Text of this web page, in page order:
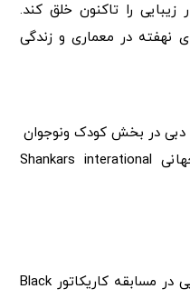
را تاکنون خلق کند.
نهفته در معماری و زندگی
در بخش کودک ونوجوان
• کسب مقام اول در مسابقه جهانی Shankars interational
• جزو نفرات راه یافته به نیم نهایی در مسابقه کاریکاتور Black